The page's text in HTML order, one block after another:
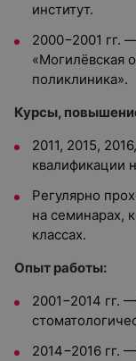
институт.
2000−2001 гг.
«Могилёвская
поликлиника».
Курсы,
2011, 2015,
квалификации
Регулярно
на семинарах,
классах.
Опыт работы:
2001−2014 гг.
2014−2016 гг.